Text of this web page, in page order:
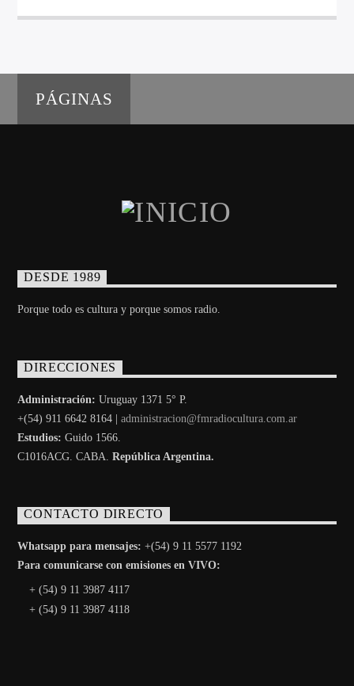
PÁGINAS
DESDE 1989
Porque todo es cultura y porque somos radio.
DIRECCIONES
Administración: Uruguay 1371 5° P.
+(54) 911 6642 8164 |administracion@fmradiocultura.com.ar
Estudios: Guido 1566.
C1016ACG . CABA.República Argentina.
CONTACTO DIRECTO
Whatsapp para mensajes: +(54) 9 11 5577 1192
Para comunicarse con emisiones en VIVO:
+ (54) 9 11 3987 4117
+ (54) 9 11 3987 4118